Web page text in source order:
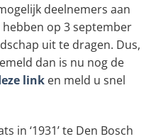
deelnemers aan
op 3 september
uit te dragen. Dus,
dan is nu nog de
link en meld u snel
in ‘1931’ te Den Bosch